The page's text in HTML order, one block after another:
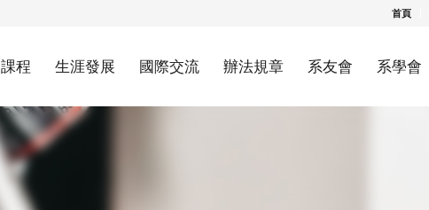
首頁
課程 生涯發展 國際交流 辦法規章 系友會 系學會